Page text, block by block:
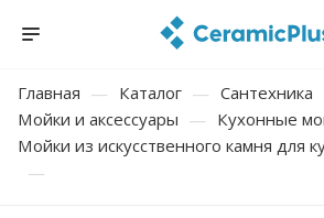
Главная — Каталог — Сантехника
Мойки и аксессуары — Кухонные
Мойки из искусственного камня для
—